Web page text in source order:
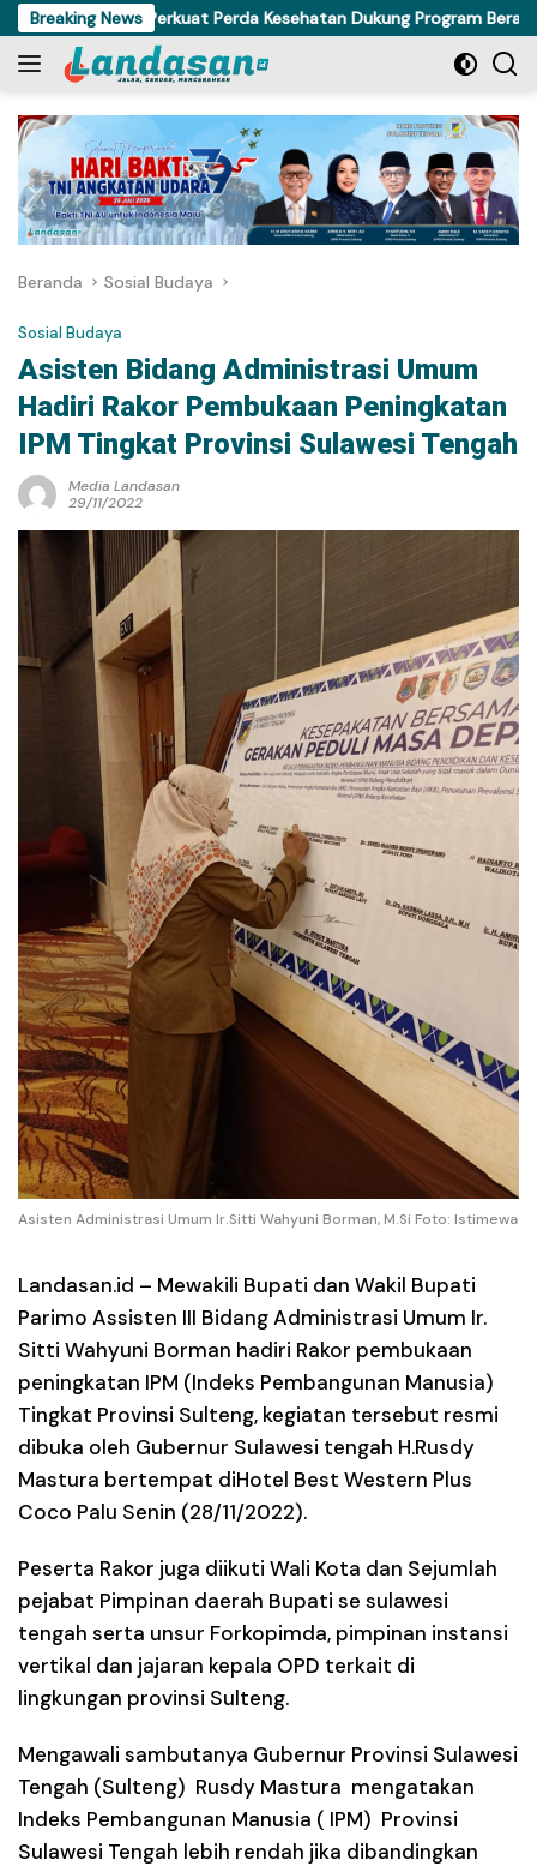
Langsung
ke
konten
Breaking News
Sulteng Perkuat Perda Kesehatan Dukung Program Berani Sehat
Beranda Sosial Budaya
Sosial Budaya
Asisten Bidang Administrasi Umum
Hadiri Rakor Pembukaan Peningkatan
IPM Tingkat Provinsi Sulawesi Tengah
Media Landasan
29/11/2022
Asisten Administrasi Umum Ir.Sitti Wahyuni Borman, M.Si Foto: Istimewa
Landasan.id – Mewakili Bupati dan Wakil Bupati
Parimo Assisten III Bidang Administrasi Umum Ir.
Sitti Wahyuni Borman hadiri Rakor pembukaan
peningkatan IPM (Indeks Pembangunan Manusia)
Tingkat Provinsi Sulteng, kegiatan tersebut resmi
dibuka oleh Gubernur Sulawesi tengah H.Rusdy
Mastura bertempat diHotel Best Western Plus
Coco Palu Senin (28/11/2022).
Peserta Rakor juga diikuti Wali Kota dan Sejumlah
pejabat Pimpinan daerah Bupati se sulawesi
tengah serta unsur Forkopimda, pimpinan instansi
vertikal dan jajaran kepala OPD terkait di
lingkungan provinsi Sulteng.
Mengawali sambutanya Gubernur Provinsi Sulawesi
Tengah (Sulteng) Rusdy Mastura mengatakan
Indeks Pembangunan Manusia ( IPM) Provinsi
Sulawesi Tengah lebih rendah jika dibandingkan